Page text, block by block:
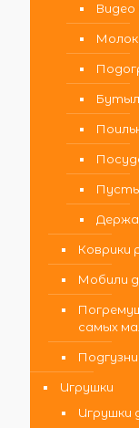
Видео
Коврики
Мобили
самых
Игрушки
Игрушки